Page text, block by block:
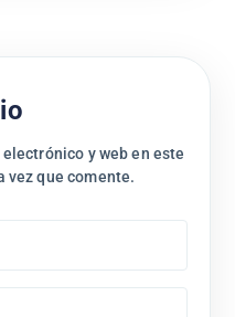
y web en este
vez que comente.